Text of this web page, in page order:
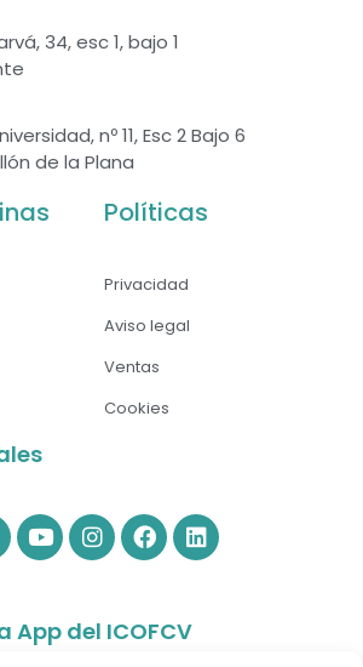
34, esc 1, bajo 1
nº 11, Esc 2 Bajo 6
de la Plana
Políticas
Privacidad
Aviso legal
Ventas
Cookies
App del ICOFCV